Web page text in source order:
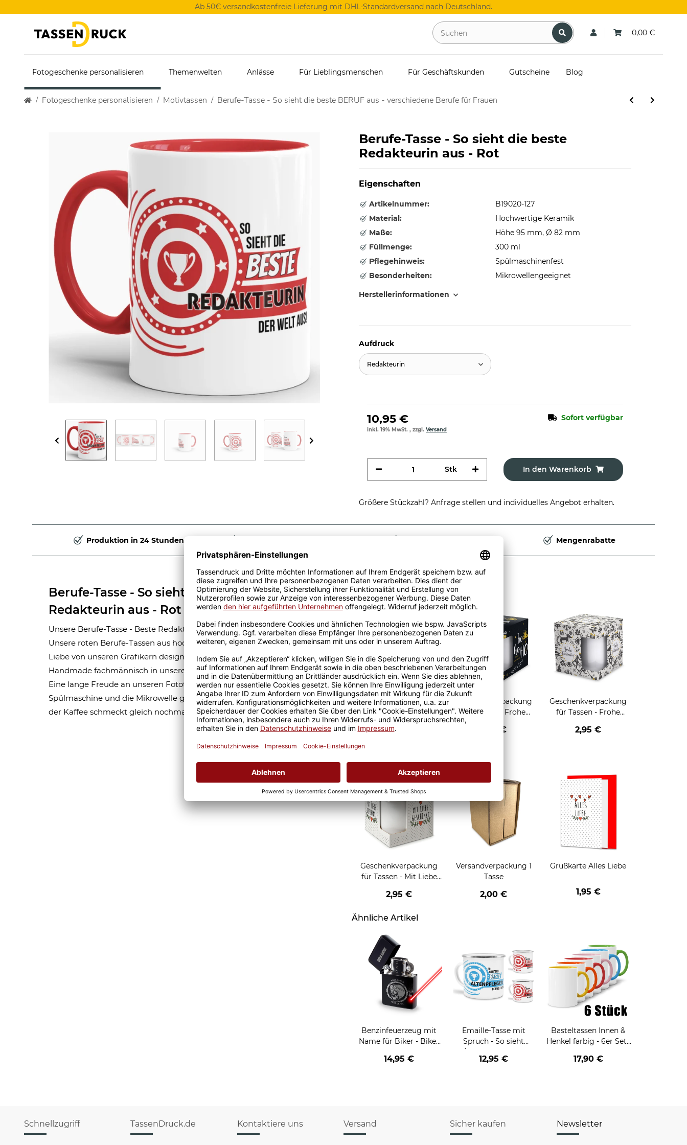
Ab 50€ versandkostenfreie Lieferung mit DHL-Standardversand nach Deutschland.
0,00 €
Fotogeschenke personalisieren Themenwelten Anlässe Für Lieblingsmenschen Für Geschäftskunden Gutscheine Blog
Fotogeschenke personalisieren Motivtassen Berufe-Tasse - So sieht die beste BERUF aus - verschiedene Berufe für Frauen
Berufe-Tasse - So sieht die beste
Redakteurin aus - Rot
Eigenschaften
Artikelnummer:
B19020-127
Material:
Hochwertige Keramik
Maße:
Höhe 95 mm, Ø 82 mm
Füllmenge:
300 ml
Pflegehinweis:
Spülmaschinenfest
Besonderheiten:
Mikrowellengeeignet
Herstellerinformationen
Aufdruck
Redakteurin
10,95 € Sofort verfügbar
inkl. 19% MwSt. , zzgl. Versand
Stk In den Warenkorb
Größere Stückzahl? Anfrage stellen und individuelles Angebot erhalten.
Produktion in 24 Stunden Mengenrabatte
Berufe-Tasse - So sieht die beste
Redakteurin aus - Rot
Unsere Berufe-Tasse - Beste Redakteurin - ist eine tolle Geschenkidee.
Unsere roten Berufe-Tassen aus hochwertiger Keramik wurden mit viel
Liebe von unseren Grafikern designt. Mit viel Erfahrung werden sie
Handmade fachmännisch in unserer hauseigenen Produktion bedruckt.
Eine lange Freude an unseren Fototassen und Motivtassen, die auch für die
Spülmaschine und die Mikrowelle geeignet sind, ist somit garantiert und
der Kaffee schmeckt gleich nochmal so gut. Egal ob zuhause oder im Büro.
Passende Verpackungen
Geschenkverpackung
für Tassen - Frohe
Weihnachten - HO HO
HO - rot
2,95 €
Geschenkverpackung
für Tassen - Frohe
Weihnachten - HO HO
HO - schwarz
2,95 €
Geschenkverpackung
für Tassen - Frohe
2,95 €
Grußkarten zum Verschenken
Geschenkverpackung
für Tassen - Mit Liebe
2,95 €
Versandverpackung 1
Tasse
2,00 €
Grußkarte Alles Liebe
1,95 €
Ähnliche Artikel
Benzinfeuerzeug mit
Name für Biker - Biker
14,95 €
Emaille-Tasse mit
Spruch - So sieht
- aus
12,95 €
Basteltassen Innen &
Henkel farbig - 6er Sets
Farbsortierungen
17,90 €
Schnellzugriff TassenDruck.de Kontaktiere uns Versand Sicher kaufen Newsletter